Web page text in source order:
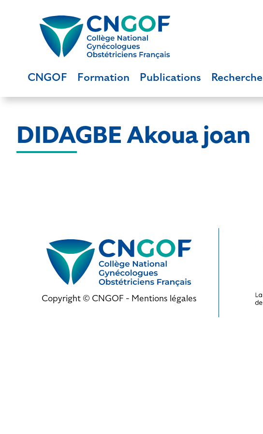
CNGOF Formation Publications Recherche
DIDAGBE Akoua joan
Copyright © CNGOF - Mentions légales